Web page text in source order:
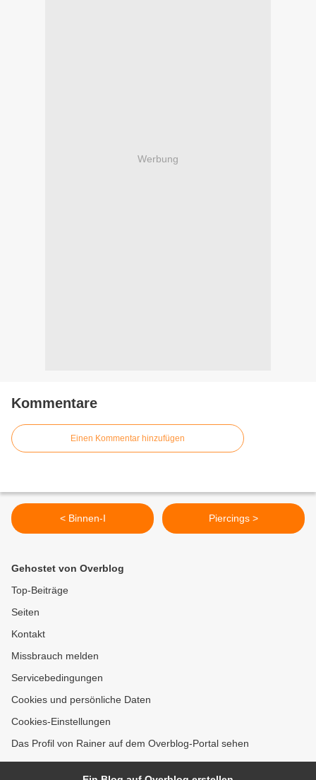
Werbung
Kommentare
Einen Kommentar hinzufügen
< Binnen-I Piercings >
Gehostet von Overblog
Top-Beiträge
Seiten
Kontakt
Missbrauch melden
Servicebedingungen
Cookies und persönliche Daten
Cookies-Einstellungen
Das Profil von Rainer auf dem Overblog-Portal sehen